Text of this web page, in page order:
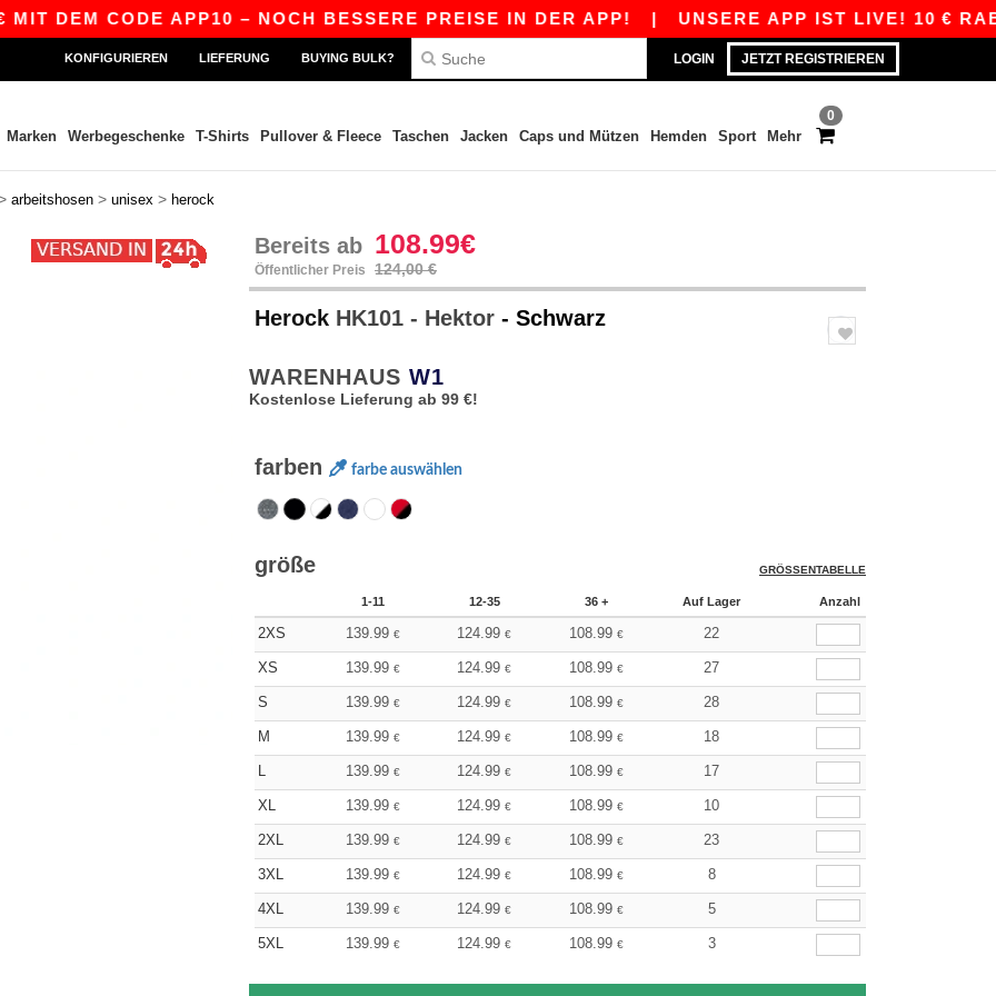
CODE APP10 – NOCH BESSERE PREISE IN DER APP!|UNSERE APP IST LIVE! 10 € RABATT
LOGIN JETZT REGISTRIEREN
KONFIGURIEREN LIEFERUNG BUYING BULK?
0
Marken Werbegeschenke T-Shirts Pullover & Fleece Taschen Jacken Caps und Mützen Hemden Sport Mehr
arbeitshosen > unisex > herock
Bereits ab 108.99€
Öffentlicher Preis 124,00 €
Herock HK101 - Hektor - Schwarz
WARENHAUS W1
Kostenlose Lieferung ab 99 €!
farben farbe auswählen
größe GRÖSSENTABELLE
1-11 12-35 36 + Auf Lager Anzahl
2XS 139.99 € 124.99 € 108.99 € 22
XS 139.99 € 124.99 € 108.99 € 27
S 139.99 € 124.99 € 108.99 € 28
M 139.99 € 124.99 € 108.99 € 18
L 139.99 € 124.99 € 108.99 € 17
XL 139.99 € 124.99 € 108.99 € 10
2XL 139.99 € 124.99 € 108.99 € 23
3XL 139.99 € 124.99 € 108.99 € 8
4XL 139.99 € 124.99 € 108.99 € 5
5XL 139.99 € 124.99 € 108.99 € 3